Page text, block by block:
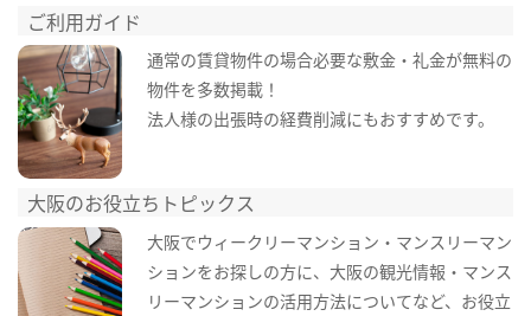
ご利用ガイド
通常の賃貸物件の場合必要な敷金・礼金が無料の
物件を多数掲載！
法人様の出張時の経費削減にもおすすめです。
大阪のお役立ちトピックス
大阪でウィークリーマンション・マンスリーマン
ションをお探しの方に、大阪の観光情報・マンス
リーマンションの活用方法についてなど、お役立